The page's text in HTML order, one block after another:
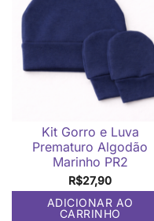
Kit Gorro e Luva
Prematuro Algodão
Marinho PR2
R$27,90
ADICIONAR AO
CARRINHO